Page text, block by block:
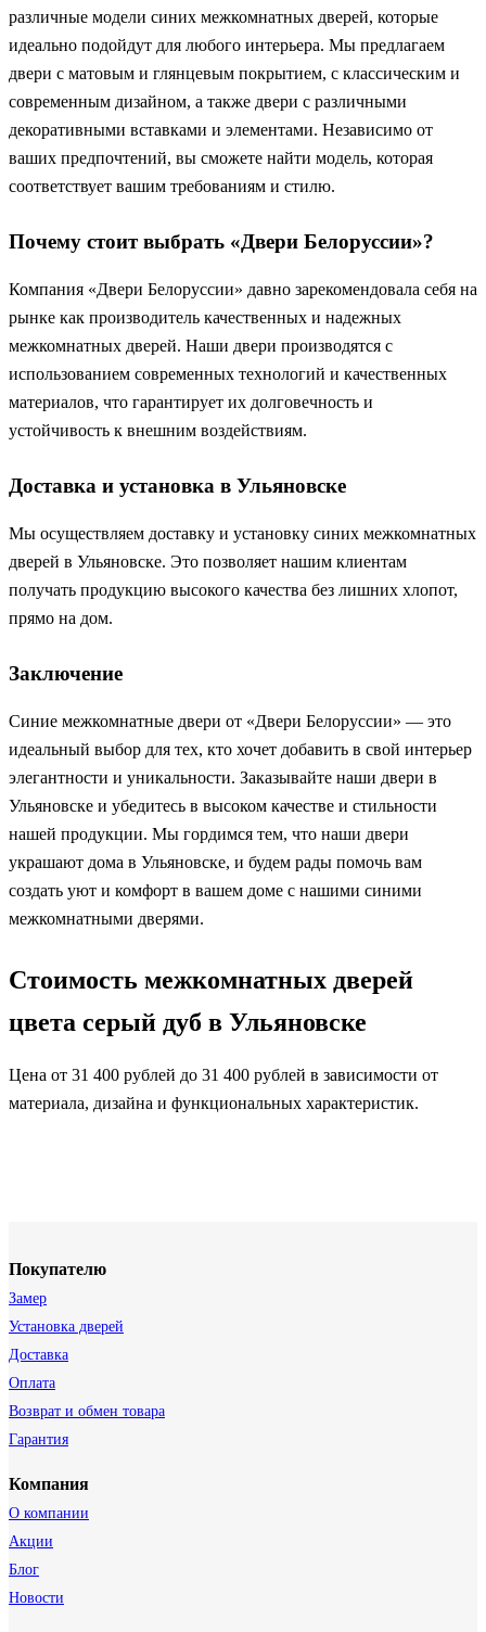
различные модели синих межкомнатных дверей, которые
идеально подойдут для любого интерьера. Мы предлагаем
двери с матовым и глянцевым покрытием, с классическим и
современным дизайном, а также двери с различными
декоративными вставками и элементами. Независимо от
ваших предпочтений, вы сможете найти модель, которая
соответствует вашим требованиям и стилю.
Почему стоит выбрать «Двери Белоруссии»?
Компания «Двери Белоруссии» давно зарекомендовала себя на
рынке как производитель качественных и надежных
межкомнатных дверей. Наши двери производятся с
использованием современных технологий и качественных
материалов, что гарантирует их долговечность и
устойчивость к внешним воздействиям.
Доставка и установка в Ульяновске
Мы осуществляем доставку и установку синих межкомнатных
дверей в Ульяновске. Это позволяет нашим клиентам
получать продукцию высокого качества без лишних хлопот,
прямо на дом.
Заключение
Синие межкомнатные двери от «Двери Белоруссии» — это
идеальный выбор для тех, кто хочет добавить в свой интерьер
элегантности и уникальности. Заказывайте наши двери в
Ульяновске и убедитесь в высоком качестве и стильности
нашей продукции. Мы гордимся тем, что наши двери
украшают дома в Ульяновске, и будем рады помочь вам
создать уют и комфорт в вашем доме с нашими синими
межкомнатными дверями.
Стоимость межкомнатных дверей
цвета серый дуб в Ульяновске
Цена от 31 400 рублей до 31 400 рублей в зависимости от
материала, дизайна и функциональных характеристик.
Покупателю
Замер
Установка дверей
Доставка
Оплата
Возврат и обмен товара
Гарантия
Компания
О компании
Акции
Блог
Новости